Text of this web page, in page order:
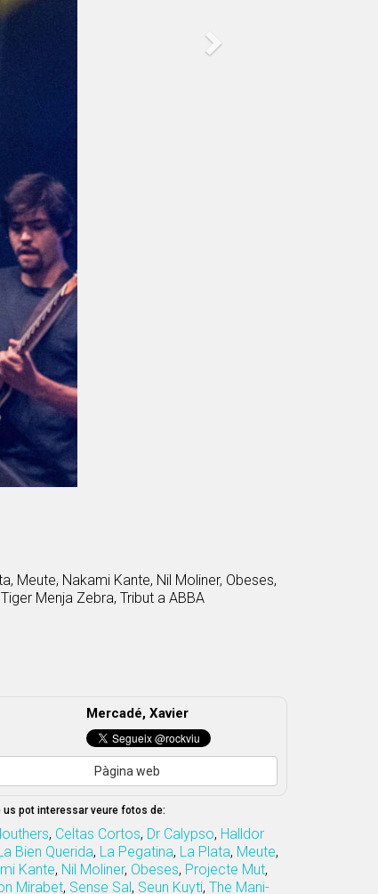
Meute, Nakami Kante, Nil Moliner, Obeses,
Menja Zebra, Tribut a ABBA
Mercadé, Xavier
Pàgina web
us pot interessar veure fotos de:
, Celtas Cortos, Dr Calypso, Halldor
Bien Querida, La Pegatina, La Plata, Meute,
Kante, Nil Moliner, Obeses, Projecte Mut,
Mirabet, Sense Sal, Seun Kuyti, The Mani-